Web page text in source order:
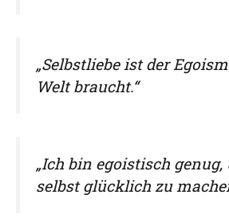
„Selbstliebe ist der
Welt braucht.“
„Ich bin egoistisch
selbst glücklich zu